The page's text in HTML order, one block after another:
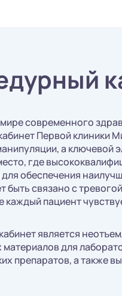
современного
Первой клиники
а
где
обеспечения
быть связано с
каждый пациент
является
материалов для
препаратов, а также